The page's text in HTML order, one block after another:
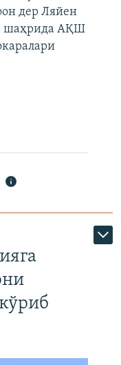
дер Ляйен
шаҳрида АҚШ